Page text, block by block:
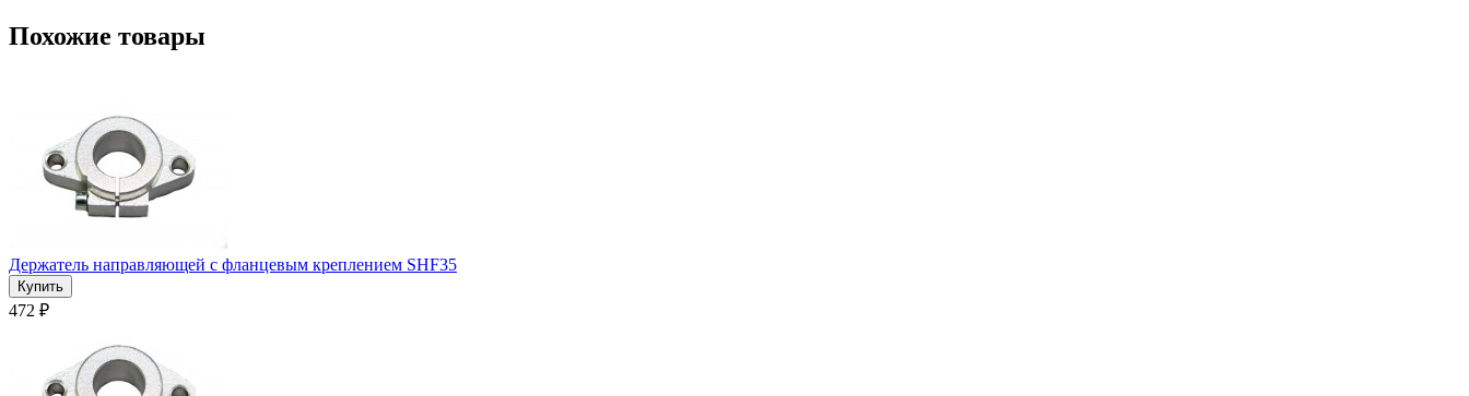
Похожие товары
Держатель направляющей с фланцевым креплением SHF35
472 ₽